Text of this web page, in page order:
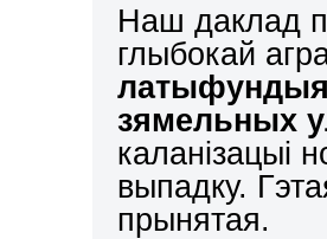
Наш даклад
глыбокай
зямельных
каланізацыі
выпадку.
прынятая.